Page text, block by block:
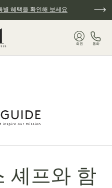
별 혜택을 확인해 보세요
회원 통화
셰프와 함